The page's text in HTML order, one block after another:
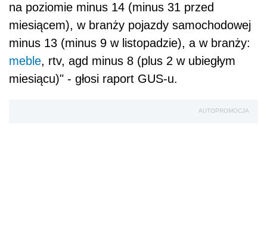
na poziomie minus 14 (minus 31 przed
miesiącem), w branży pojazdy samochodowej
minus 13 (minus 9 w listopadzie), a w branży:
meble, rtv, agd minus 8 (plus 2 w ubiegłym
miesiącu)" - głosi raport GUS-u.
AUTOPROMOCJA